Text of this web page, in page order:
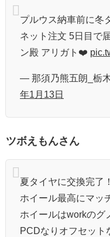
プルウス納車前に冬
ネット注文 5日目で
ン殿 アリガト❤️
— 那須乃熊五朗_栃
年1月13日
ツボえもんさん
夏タイヤに交換完了！
ホイール最高にマッ
ホイールはworkのグ
PCDなりオフセット